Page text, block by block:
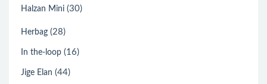
Halzan Mini (30)
Herbag (28)
In the-loop (16)
Jige Elan (44)